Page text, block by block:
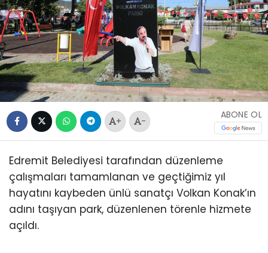
+ -
ABONE OL
Edremit Belediyesi tarafından düzenleme
çalışmaları tamamlanan ve geçtiğimiz yıl
hayatını kaybeden ünlü sanatçı Volkan Konak’ın
adını taşıyan park, düzenlenen törenle hizmete
açıldı.